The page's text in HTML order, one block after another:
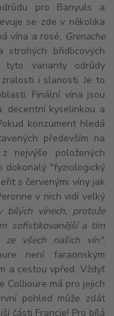
pro Banyuls a
se zde v několika
vína a rosé, Grenache
strohých břidlicových
tyto varianty odrůdy
i slanosti. Je to
Finální vína jsou
decentní kyselinkou a
konzument hledá
především na
nejvýše položených
dokonalý "fyziologický
s červenými víny jak
v nich vidí velký
bílých vínech, protože
sofistikovanější a tím
ze všech našich vín".
není faraonským
a cestou vpřed. Vždyť
Collioure má pro jejich
pohled může zdát
části Francie! Pro bílá